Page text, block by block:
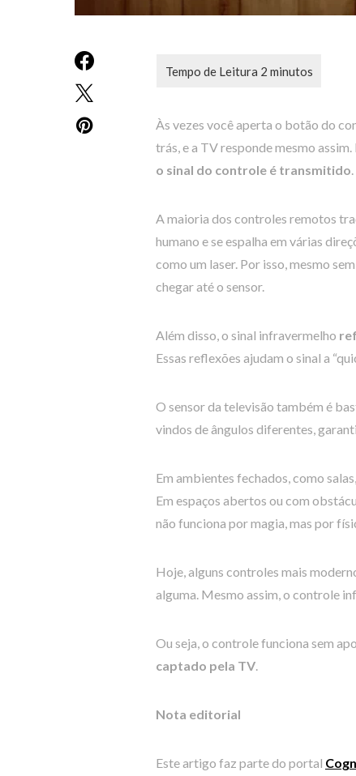
Às vezes você aperta o botão do
trás, e a TV responde mesmo
o sinal do controle é transmitido.
A maioria dos controles remotos
humano e se espalha em várias
como um laser. Por isso, mesmo
chegar até o sensor.
Além disso, o sinal infravermelho
Essas reflexões ajudam o sinal a
O sensor da televisão também é
vindos de ângulos diferentes,
Em ambientes fechados, como
Em espaços abertos ou com
não funciona por magia, mas por
Hoje, alguns controles mais
alguma. Mesmo assim, o controle
Ou seja, o controle funciona sem
captado pela TV.
Nota editorial
Este artigo faz parte do portal